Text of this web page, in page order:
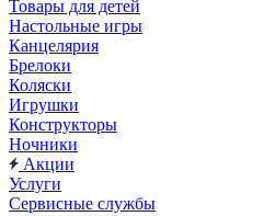
Товары для детей
Настольные игры
Канцелярия
Брелоки
Коляски
Игрушки
Конструкторы
Ночники
Акции
Услуги
Сервисные службы